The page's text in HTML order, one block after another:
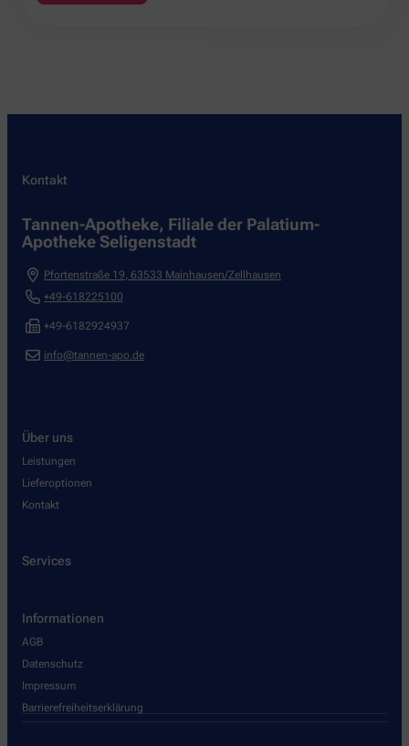
Kontakt
Tannen-Apotheke, Filiale der Palatium-
Apotheke Seligenstadt
Pfortenstraße 19, 63533 Mainhausen/Zellhausen
+49-618225100
+49-6182924937
info@tannen-apo.de
Über uns
Leistungen
Lieferoptionen
Kontakt
Services
Informationen
AGB
Datenschutz
Impressum
Barrierefreiheitserklärung